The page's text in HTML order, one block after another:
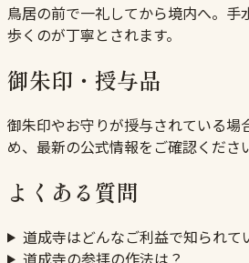
鳥居の前で一礼してから境内へ。
歩くのが丁寧とされます。
御朱印・授与品
御朱印やお守りが授与されている
め、最新の公式情報をご確認くださ
よくある質問
道成寺はどんなご利益で知られて
道成寺の参拝の作法は？